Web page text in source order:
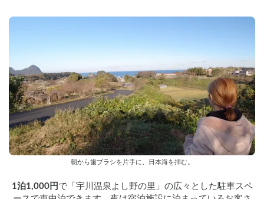
朝から歯ブラシを片手に、日本海を拝む。
1泊1,000円 で「宇川温泉よし野の里」の広々とした駐車スペ